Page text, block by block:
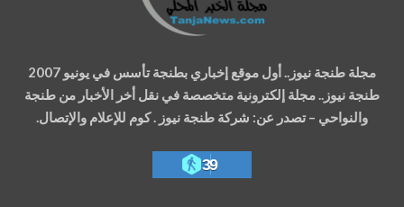
مجلة طنجة نيوز.. أول موقع إخباري بطنجة تأسس في يونيو 2007
طنجة نيوز.. مجلة إلكترونية متخصصة في نقل أخر الأخبار من طنجة
والنواحي – تصدر عن: شركة طنجة نيوز . كوم للإعلام والإتصال.
39